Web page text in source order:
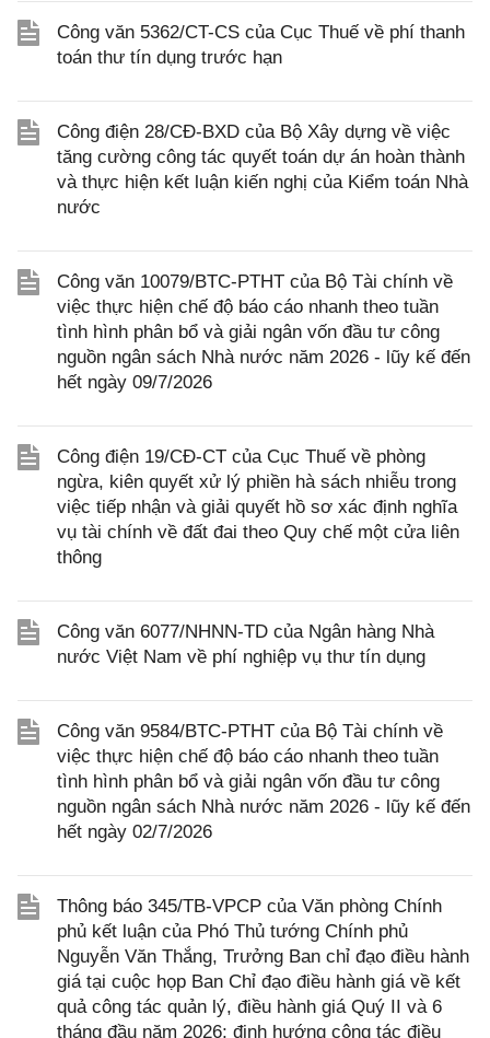
Công văn 5362/CT-CS của Cục Thuế về phí thanh
toán thư tín dụng trước hạn
Công điện 28/CĐ-BXD của Bộ Xây dựng về việc
tăng cường công tác quyết toán dự án hoàn thành
và thực hiện kết luận kiến nghị của Kiểm toán Nhà
nước
Công văn 10079/BTC-PTHT của Bộ Tài chính về
việc thực hiện chế độ báo cáo nhanh theo tuần
tình hình phân bổ và giải ngân vốn đầu tư công
nguồn ngân sách Nhà nước năm 2026 - lũy kế đến
hết ngày 09/7/2026
Công điện 19/CĐ-CT của Cục Thuế về phòng
ngừa, kiên quyết xử lý phiền hà sách nhiễu trong
việc tiếp nhận và giải quyết hồ sơ xác định nghĩa
vụ tài chính về đất đai theo Quy chế một cửa liên
thông
Công văn 6077/NHNN-TD của Ngân hàng Nhà
nước Việt Nam về phí nghiệp vụ thư tín dụng
Công văn 9584/BTC-PTHT của Bộ Tài chính về
việc thực hiện chế độ báo cáo nhanh theo tuần
tình hình phân bổ và giải ngân vốn đầu tư công
nguồn ngân sách Nhà nước năm 2026 - lũy kế đến
hết ngày 02/7/2026
Thông báo 345/TB-VPCP của Văn phòng Chính
phủ kết luận của Phó Thủ tướng Chính phủ
Nguyễn Văn Thắng, Trưởng Ban chỉ đạo điều hành
giá tại cuộc họp Ban Chỉ đạo điều hành giá về kết
quả công tác quản lý, điều hành giá Quý II và 6
tháng đầu năm 2026; định hướng công tác điều